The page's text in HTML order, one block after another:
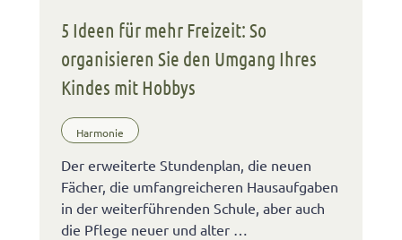
5 Ideen für mehr Freizeit: So
organisieren Sie den Umgang Ihres
Kindes mit Hobbys
Harmonie
Der erweiterte Stundenplan, die neuen
Fächer, die umfangreicheren Hausaufgaben
in der weiterführenden Schule, aber auch
die Pflege neuer und alter …